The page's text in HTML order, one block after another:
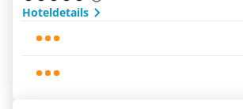
Hoteldetails